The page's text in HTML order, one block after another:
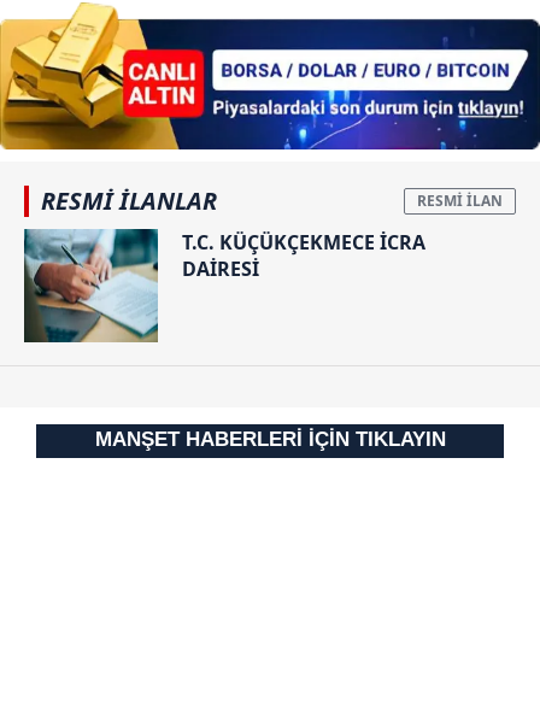
RESMİ İLANLAR
T.C. KÜÇÜKÇEKMECE İCRA
DAİRESİ
MANŞET HABERLERİ İÇİN TIKLAYIN